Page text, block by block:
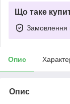
Що таке
Замовлення
Опис
Опис